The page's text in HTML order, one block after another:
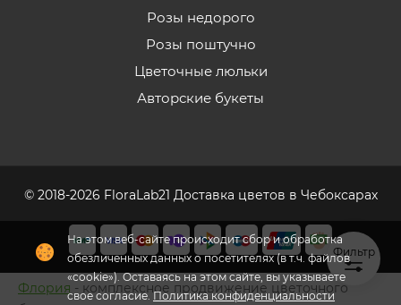
На этом веб-сайте происходит сбор и обработка
обезличенных данных о посетителях (в т.ч. файлов
«cookie»). Оставаясь на этом сайте, вы указываете
свое согласие.Политика конфиденциальности
Розы недорого
Розы поштучно
Цветочные люльки
Авторские букеты
© 2018-2026 FloraLab21 Доставка цветов в Чебоксарах
Флория - комплексное продвижение цветочного
Фильтр